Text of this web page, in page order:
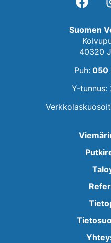
Suomen
40320
Puh: 050
Y-tunnus: